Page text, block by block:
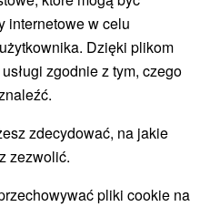
datę
NAJDROŻSZE NA
internetowe w celu
Dzięki plikom
zgodnie z tym, czego
zdecydować, na jakie
zezwolić.
pliki cookie na